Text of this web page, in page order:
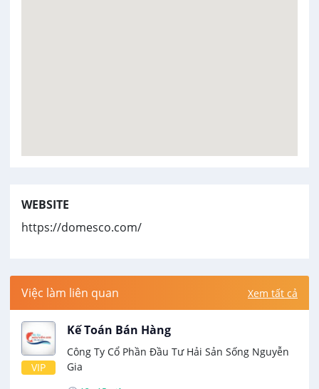
WEBSITE
https://domesco.com/
Việc làm liên quan Xem tất cả
VIP
Kế Toán Bán Hàng
Công Ty Cổ Phần Đầu Tư Hải Sản Sống Nguyễn
Gia